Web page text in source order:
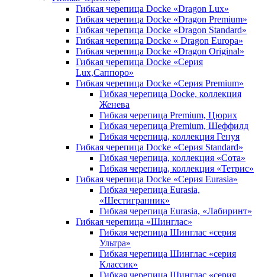
Гибкая черепица Docke «Dragon Lux»
Гибкая черепица Docke «Dragon Premium»
Гибкая черепица Docke «Dragon Standard»
Гибкая черепица Docke « Dragon Europa»
Гибкая черепица Docke «Dragon Original»
Гибкая черепица Docke «Серия
Lux,Саппоро»
Гибкая черепица Docke «Серия Premium»
Гибкая черепица Docke, коллекция
Женева
Гибкая черепица Premium, Цюрих
Гибкая черепица Premium, Шеффилд
Гибкая черепица, коллекция Генуя
Гибкая черепица Docke «Серия Standard»
Гибкая черепица, коллекция «Сота»
Гибкая черепица, коллекция «Тетрис»
Гибкая черепица Docke «Серия Eurasia»
Гибкая черепица Eurasia,
«Шестигранник»
Гибкая черепица Eurasia, «Лабиринт»
Гибкая черепица «Шинглас»
Гибкая черепица Шинглас «серия
Ультра»
Гибкая черепица Шинглас «серия
Классик»
Гибкая черепица Шинглас «серия